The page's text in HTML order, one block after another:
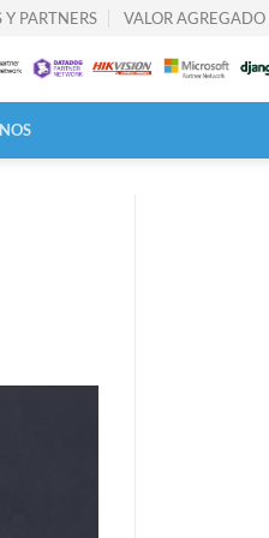
PARTNERS VALOR AGREGADO